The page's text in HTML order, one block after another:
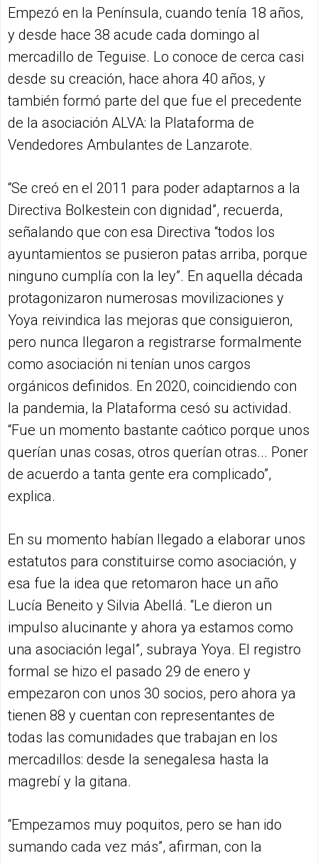
Empezó en la Península, cuando tenía 18 años,
y desde hace 38 acude cada domingo al
mercadillo de Teguise. Lo conoce de cerca casi
desde su creación, hace ahora 40 años, y
también formó parte del que fue el precedente
de la asociación ALVA: la Plataforma de
Vendedores Ambulantes de Lanzarote.
“Se creó en el 2011 para poder adaptarnos a la
Directiva Bolkestein con dignidad”, recuerda,
señalando que con esa Directiva “todos los
ayuntamientos se pusieron patas arriba, porque
ninguno cumplía con la ley”. En aquella década
protagonizaron numerosas movilizaciones y
Yoya reivindica las mejoras que consiguieron,
pero nunca llegaron a registrarse formalmente
como asociación ni tenían unos cargos
orgánicos definidos. En 2020, coincidiendo con
la pandemia, la Plataforma cesó su actividad.
“Fue un momento bastante caótico porque unos
querían unas cosas, otros querían otras... Poner
de acuerdo a tanta gente era complicado”,
explica.
En su momento habían llegado a elaborar unos
estatutos para constituirse como asociación, y
esa fue la idea que retomaron hace un año
Lucía Beneito y Silvia Abellá. “Le dieron un
impulso alucinante y ahora ya estamos como
una asociación legal”, subraya Yoya. El registro
formal se hizo el pasado 29 de enero y
empezaron con unos 30 socios, pero ahora ya
tienen 88 y cuentan con representantes de
todas las comunidades que trabajan en los
mercadillos: desde la senegalesa hasta la
magrebí y la gitana.
“Empezamos muy poquitos, pero se han ido
sumando cada vez más”, afirman, con la